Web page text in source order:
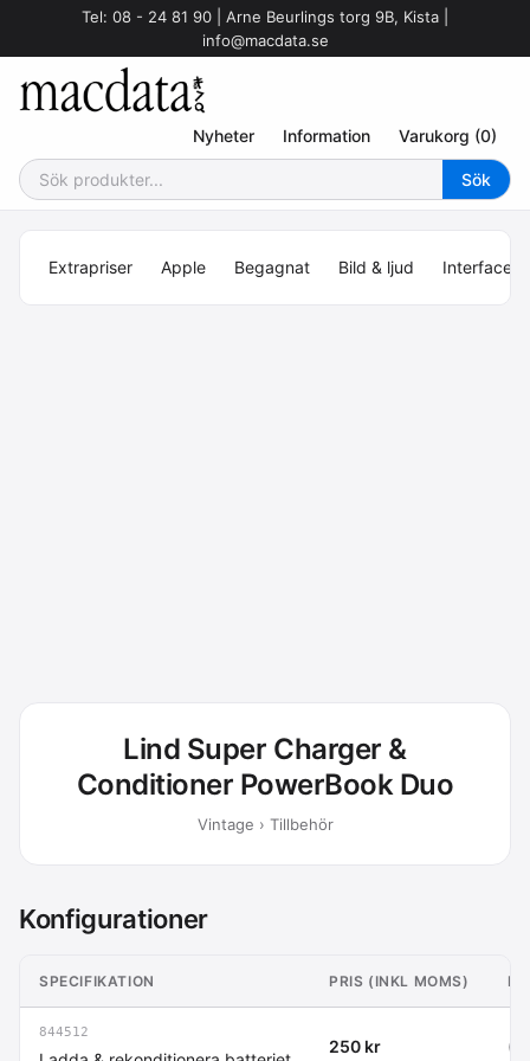
Tel: 08 - 24 81 90 | Arne Beurlings torg 9B, Kista |
info@macdata.se
Nyheter Information Varukorg (0)
Extrapriser Apple Begagnat Bild & ljud Interface
Lind Super Charger &
Conditioner PowerBook Duo
Vintage › Tillbehör
Konfigurationer
SPECIFIKATION PRIS (INKL MOMS)
844512
250 kr